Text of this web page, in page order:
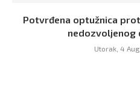
Potvrđena optužnica
nedozvoljenog
Utorak, 4